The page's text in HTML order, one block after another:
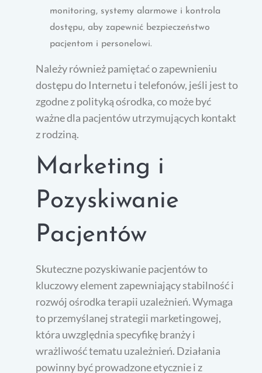
monitoring, systemy alarmowe i kontrola
dostępu, aby zapewnić bezpieczeństwo
pacjentom i personelowi.
Należy również pamiętać o zapewnieniu
dostępu do Internetu i telefonów, jeśli jest to
zgodne z polityką ośrodka, co może być
ważne dla pacjentów utrzymujących kontakt
z rodziną.
Marketing i
Pozyskiwanie
Pacjentów
Skuteczne pozyskiwanie pacjentów to
kluczowy element zapewniający stabilność i
rozwój ośrodka terapii uzależnień. Wymaga
to przemyślanej strategii marketingowej,
która uwzględnia specyfikę branży i
wrażliwość tematu uzależnień. Działania
powinny być prowadzone etycznie i z